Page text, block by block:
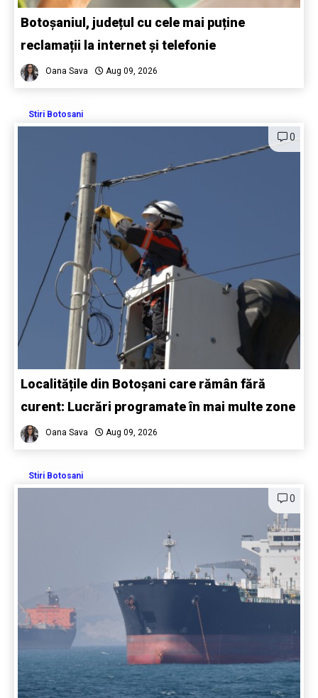
Botoșaniul, județul cu cele mai puține
reclamații la internet și telefonie
Oana Sava Aug 09, 2026
Stiri Botosani
0
Localitățile din Botoșani care rămân fără
curent: Lucrări programate în mai multe zone
Oana Sava Aug 09, 2026
Stiri Botosani
0